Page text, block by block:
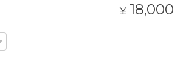
¥ 18,000